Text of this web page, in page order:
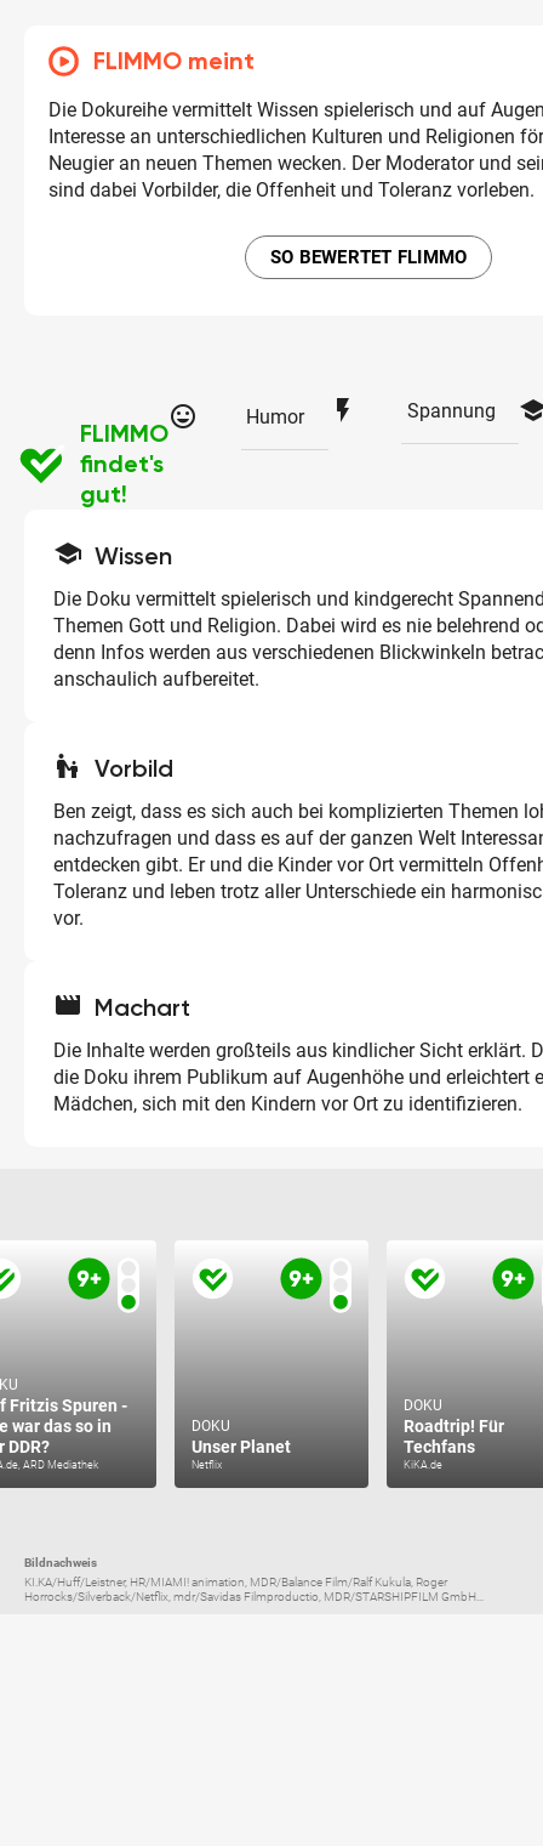
FLIMMO meint
Die Dokureihe vermittelt Wissen spielerisch und auf
Interesse an unterschiedlichen Kulturen und Religionen
Neugier an neuen Themen wecken. Der Moderator und
sind dabei Vorbilder, die Offenheit und Toleranz vorleben.
SO BEWERTET FLIMMO
FLIMMO
findet's
gut!
tag_faces Humor flash_on Spannung
school Wissen
Die Doku vermittelt spielerisch und kindgerecht
Themen Gott und Religion. Dabei wird es nie belehrend
denn Infos werden aus verschiedenen Blickwinkeln
anschaulich aufbereitet.
escalator_warning Vorbild
Ben zeigt, dass es sich auch bei komplizierten Themen
nachzufragen und dass es auf der ganzen Welt
entdecken gibt. Er und die Kinder vor Ort vermitteln
Toleranz und leben trotz aller Unterschiede ein
vor.
movie Machart
Die Inhalte werden großteils aus kindlicher Sicht erklärt.
die Doku ihrem Publikum auf Augenhöhe und erleichtert
Mädchen, sich mit den Kindern vor Ort zu identifizieren.
Fritzis Spuren -
war das so in
DDR?
ARD Mediathek
DOKU
Unser Planet
Netflix
DOKU
Roadtrip! Für
Techfans
KiKA.de
Bildnachweis
KI.KA/Huff/Leistner, HR/MIAMI! animation, MDR/Balance Film/Ralf Kukula, Roger
Horrocks/Silverback/Netflix, mdr/Savidas Filmproductio, MDR/STARSHIPFILM GmbH...